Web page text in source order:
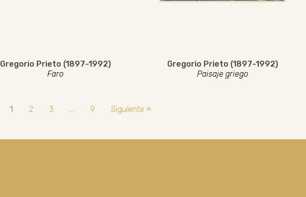
Gregorio Prieto (1897-1992)
Faro
Gregorio Prieto (1897-1992)
Paisaje griego
1 2 3 … 9 Siguiente »